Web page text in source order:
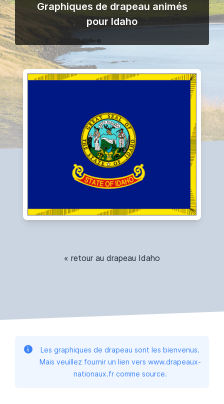
Graphiques de drapeau animés
pour Idaho
« retour au drapeau Idaho
Les graphiques de drapeau sont les bienvenus.
Mais veuillez fournir un lien vers www.drapeaux-
nationaux.fr comme source.